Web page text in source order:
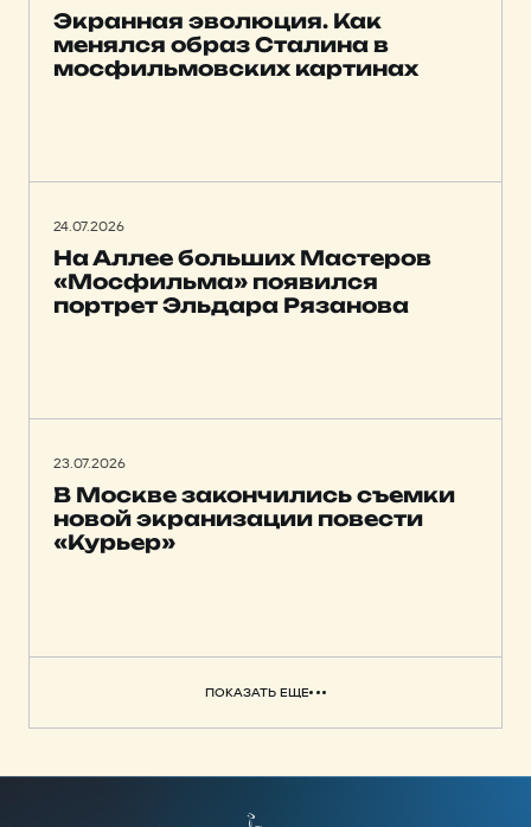
Экранная эволюция. Как
менялся образ Сталина в
мосфильмовских картинах
24.07.2026
На Аллее больших Мастеров
«Мосфильма» появился
портрет Эльдара Рязанова
23.07.2026
В Москве закончились съемки
новой экранизации повести
«Курьер»
ПОКАЗАТЬ ЕЩЕ